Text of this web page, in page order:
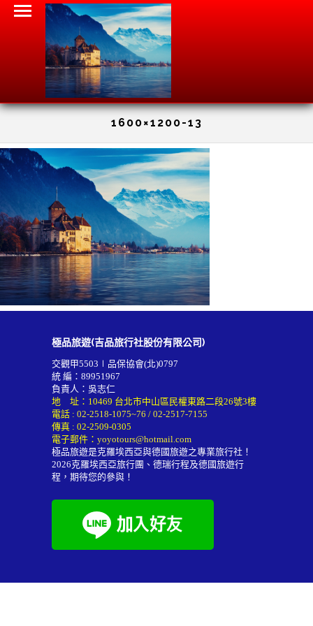
1600×1200-13
極品旅遊(吉品旅行社股份有限公司)
交觀甲5503∣品保協會(北)0797
統 編：89951967
負責人：吳志仁
地 址：10469 台北市中山區民權東路二段26號3樓
電話 : 02-2518-1075~76 / 02-2517-7155
傳真 : 02-2509-0305
電子郵件： yoyotours@hotmail.com
極品旅遊是克羅埃西亞與德國旅遊之專業旅行社！
2026克羅埃西亞旅行團 、德瑞行程及德國旅遊行
程 ，期待您的參與！